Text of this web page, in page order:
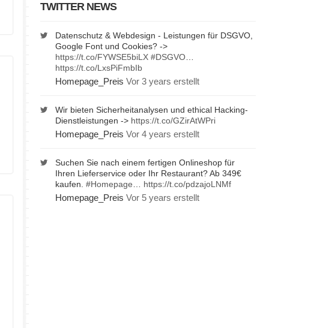
TWITTER NEWS
Datenschutz & Webdesign - Leistungen für DSGVO,
Google Font und Cookies? ->
https://t.co/FYWSE5biLX #DSGVO…
https://t.co/LxsPiFmbIb
Homepage_Preis Vor 3 years erstellt
Wir bieten Sicherheitanalysen und ethical Hacking-
Dienstleistungen -> https://t.co/GZirAtWPri
Homepage_Preis Vor 4 years erstellt
Suchen Sie nach einem fertigen Onlineshop für
Ihren Lieferservice oder Ihr Restaurant? Ab 349€
kaufen. #Homepage https://t.co/pdzajoLNMf
Homepage_Preis Vor 5 years erstellt